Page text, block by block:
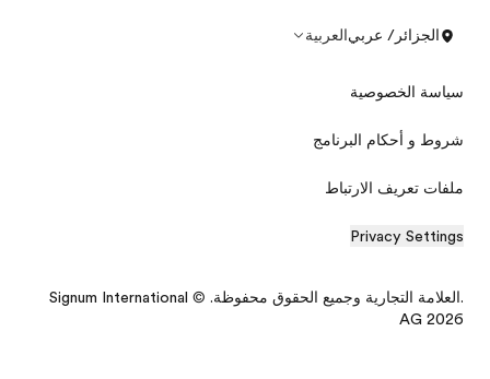
الجزائر/ عربيالعربية
سياسة الخصوصية
شروط و أحكام البرنامج
ملفات تعريف الارتباط
Privacy Settings
.العلامة التجارية وجميع الحقوق محفوظة. © Signum International
AG 2026